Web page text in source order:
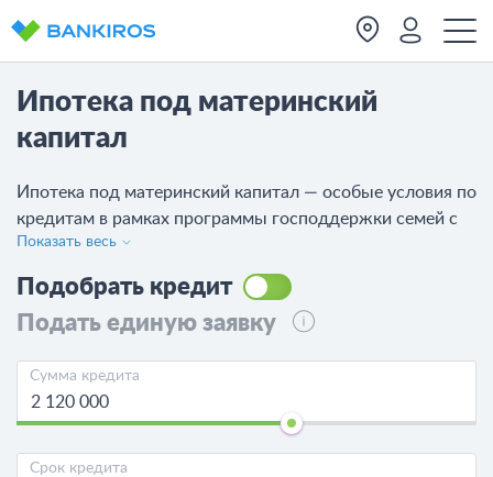
Ипотека под материнский
капитал
Ипотека под материнский капитал — особые условия по
кредитам в рамках программы господдержки семей с
детьми. Используйте сертификат на материнский
капитал как первоначальный взнос или для погашения
ипотеки. Сравните 104 предложения от 37 банков,
посмотрите, какие банки выдают ипотеку под
переплаты и оставьте онлайн-заявку.
Показать весь
Подобрать кредит
Подать единую заявку
Сумма кредита
Срок кредита